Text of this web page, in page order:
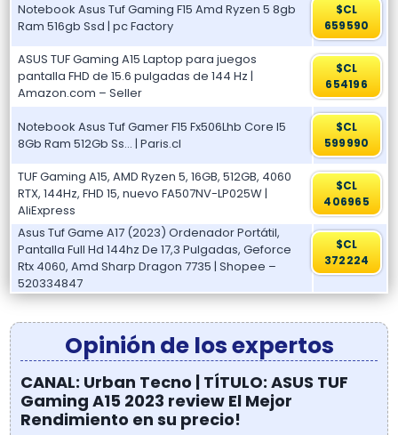
Notebook Asus Tuf Gaming F15 Amd Ryzen 5 8gb
Ram 516gb Ssd | pc Factory
$CL
659590
ASUS TUF Gaming A15 Laptop para juegos
pantalla FHD de 15.6 pulgadas de 144 Hz |
Amazon.com – Seller
$CL
654196
Notebook Asus Tuf Gamer F15 Fx506Lhb Core I5
8Gb Ram 512Gb Ss… | Paris.cl
$CL
599990
TUF Gaming A15, AMD Ryzen 5, 16GB, 512GB, 4060
RTX, 144Hz, FHD 15, nuevo FA507NV-LP025W |
AliExpress
$CL
406965
Asus Tuf Game A17 (2023) Ordenador Portátil,
Pantalla Full Hd 144hz De 17,3 Pulgadas, Geforce
Rtx 4060, Amd Sharp Dragon 7735 | Shopee –
520334847
$CL
372224
Opinión de los expertos
CANAL: Urban Tecno | TÍTULO: ASUS TUF
Gaming A15 2023 review El Mejor
Rendimiento en su precio!